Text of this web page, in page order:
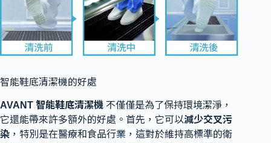
智能鞋底清潔機的好處
AVANT 智能鞋底清潔機 不僅僅是為了保持環境潔淨，
它還能帶來許多額外的好處。首先，它可以減少交叉污
染 ，特別是在醫療和食品行業，這對於維持高標準的衛